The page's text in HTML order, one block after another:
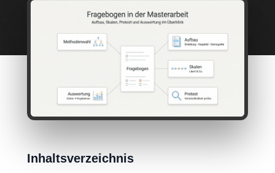
Inhaltsverzeichnis